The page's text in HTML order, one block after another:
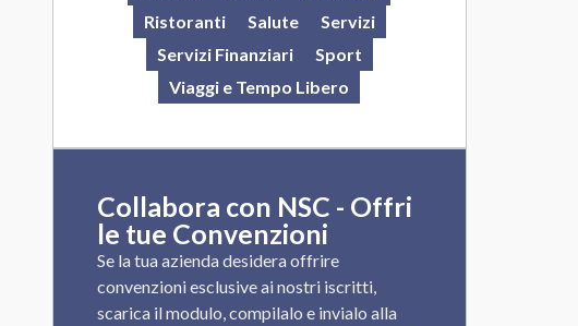
Ristoranti
Salute
Servizi
Servizi Finanziari
Sport
Viaggi e Tempo Libero
Collabora con NSC - Offri
le tue Convenzioni
Se la tua azienda desidera offrire
convenzioni esclusive ai nostri iscritti,
scarica il modulo, compilalo e invialo alla